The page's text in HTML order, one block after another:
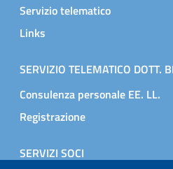
Servizio telematico
Links
SERVIZIO TELEMATICO DOTT.
Consulenza personale EE. LL.
Registrazione
SERVIZI SOCI